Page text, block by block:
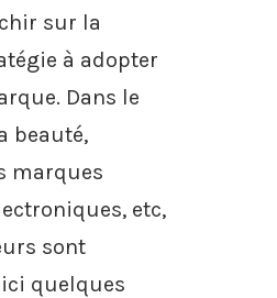
sur la
à adopter
Dans le
beauté,
marques
etc,
sont
quelques